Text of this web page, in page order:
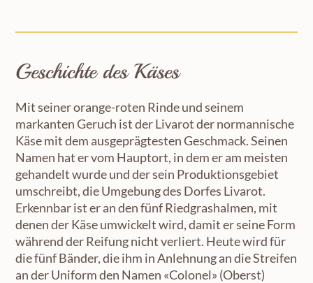
Geschichte des Käses
Mit seiner orange-roten Rinde und seinem
markanten Geruch ist der Livarot der normannische
Käse mit dem ausgeprägtesten Geschmack. Seinen
Namen hat er vom Hauptort, in dem er am meisten
gehandelt wurde und der sein Produktionsgebiet
umschreibt, die Umgebung des Dorfes Livarot.
Erkennbar ist er an den fünf Riedgrashalmen, mit
denen der Käse umwickelt wird, damit er seine Form
während der Reifung nicht verliert. Heute wird für
die fünf Bänder, die ihm in Anlehnung an die Streifen
an der Uniform den Namen «Colonel» (Oberst)